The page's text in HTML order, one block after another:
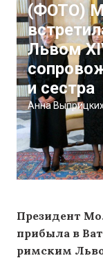
(ФОТО)
Львом
и сестра
Анна
Президент
прибыла в
римским